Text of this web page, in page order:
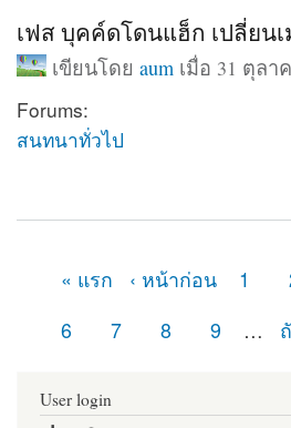
เฟส บุคค์ดโดนแฮ็ก เปลี่ยน
เขียนโดย aumเมื่อ 31 ตุลา
Forums:
สนทนาทั่วไป
« แรก ‹ หน้าก่อน 1
6
7 8 9 …
User login